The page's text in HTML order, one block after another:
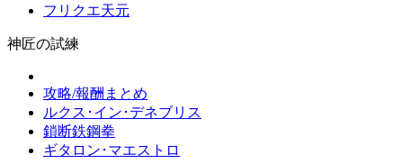
フリクエ天元
神匠の試練
攻略/報酬まとめ
ルクス･イン･デネブリス
鎖断鉄鋼拳
ギタロン･マエストロ